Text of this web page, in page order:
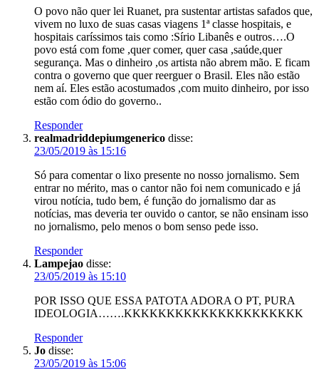
O povo não quer lei Ruanet, pra sustentar artistas safados que,
vivem no luxo de suas casas viagens 1ª classe hospitais, e
hospitais caríssimos tais como :Sírio Libanês e outros….O
povo está com fome ,quer comer, quer casa ,saúde,quer
segurança. Mas o dinheiro ,os artista não abrem mão. E ficam
contra o governo que quer reerguer o Brasil. Eles não estão
nem aí. Eles estão acostumados ,com muito dinheiro, por isso
estão com ódio do governo..
Responder
realmadriddepiumgenerico disse:
23/05/2019 às 15:16
Só para comentar o lixo presente no nosso jornalismo. Sem
entrar no mérito, mas o cantor não foi nem comunicado e já
virou notícia, tudo bem, é função do jornalismo dar as
notícias, mas deveria ter ouvido o cantor, se não ensinam isso
no jornalismo, pelo menos o bom senso pede isso.
Responder
Lampejao disse:
23/05/2019 às 15:10
POR ISSO QUE ESSA PATOTA ADORA O PT, PURA
IDEOLOGIA…….KKKKKKKKKKKKKKKKKKKKK
Responder
Jo disse:
23/05/2019 às 15:06